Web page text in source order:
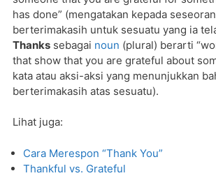
has done” (mengatakan kepada
berterimakasih untuk sesuatu yang ia
Thanks sebagai noun (plural) berarti
that show that you are grateful about
kata atau aksi-aksi yang menunjukkan
berterimakasih atas sesuatu).
Lihat juga:
Cara Merespon “Thank You”
Thankful vs. Grateful